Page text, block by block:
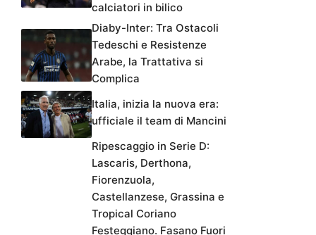
calciatori in bilico
Diaby-Inter: Tra Ostacoli
Tedeschi e Resistenze
Arabe, la Trattativa si
Complica
Italia, inizia la nuova era:
ufficiale il team di Mancini
Ripescaggio in Serie D:
Lascaris, Derthona,
Fiorenzuola,
Castellanzese, Grassina e
Tropical Coriano
Festeggiano. Fasano Fuori